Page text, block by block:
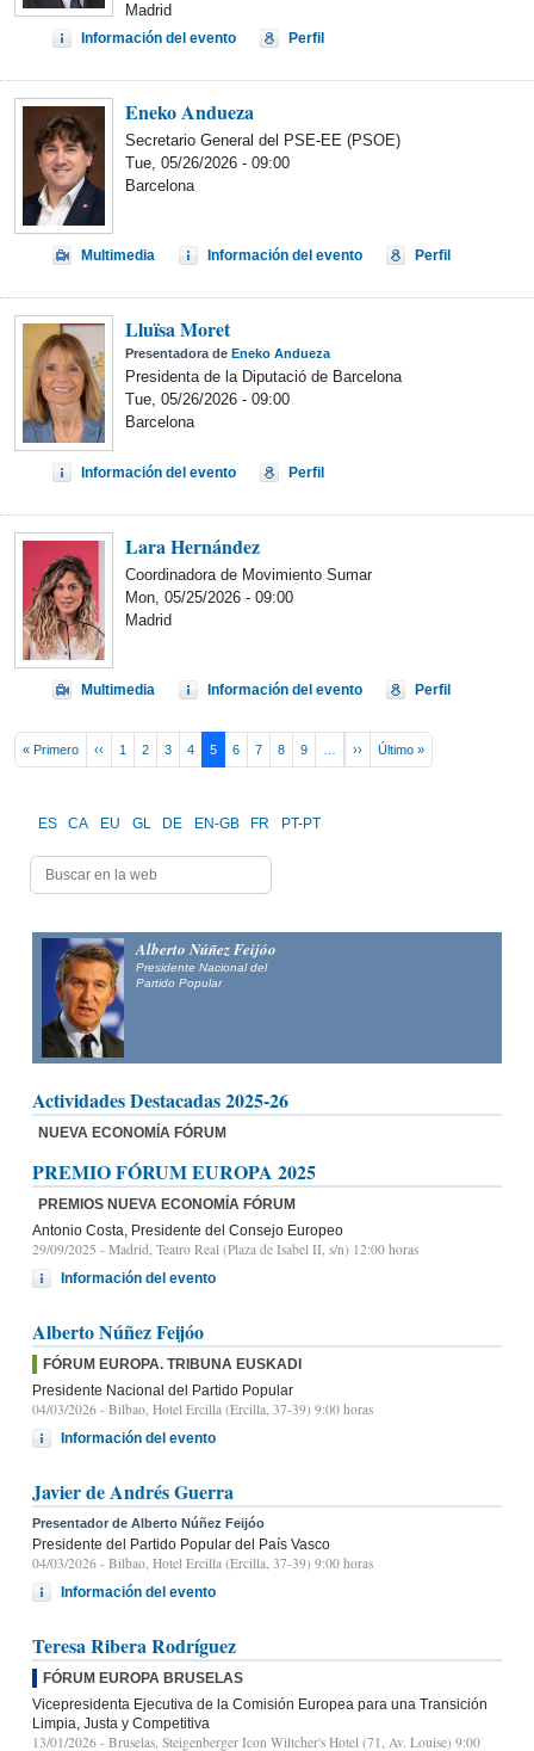
Madrid
Información del evento Perfil
Eneko Andueza
Secretario General del PSE-EE (PSOE)
Tue, 05/26/2026 - 09:00
Barcelona
Multimedia Información del evento Perfil
Lluïsa Moret
Presentadora de Eneko Andueza
Presidenta de la Diputació de Barcelona
Tue, 05/26/2026 - 09:00
Barcelona
Información del evento Perfil
Lara Hernández
Coordinadora de Movimiento Sumar
Mon, 05/25/2026 - 09:00
Madrid
Multimedia Información del evento Perfil
Pagination
« PrimeroFirst page
‹‹ Previous page
1 2 3 4 5 6 7 8 9 ››Next page
Último »Last page
ES CA EU GL DE EN-GB FR PT-PT
Alberto Núñez Feijóo
Presidente Nacional del
Partido Popular
Actividades Destacadas 2025-26
NUEVA ECONOMÍA FÓRUM
PREMIO FÓRUM EUROPA 2025
PREMIOS NUEVA ECONOMÍA FÓRUM
Antonio Costa, Presidente del Consejo Europeo
29/09/2025 - Madrid, Teatro Real (Plaza de Isabel II, s/n) 12:00 horas
Información del evento
Alberto Núñez Feijóo
FÓRUM EUROPA. TRIBUNA EUSKADI
Presidente Nacional del Partido Popular
04/03/2026 - Bilbao, Hotel Ercilla (Ercilla, 37-39) 9:00 horas
Información del evento
Javier de Andrés Guerra
Presentador de Alberto Núñez Feijóo
Presidente del Partido Popular del País Vasco
04/03/2026 - Bilbao, Hotel Ercilla (Ercilla, 37-39) 9:00 horas
Información del evento
Teresa Ribera Rodríguez
FÓRUM EUROPA BRUSELAS
Vicepresidenta Ejecutiva de la Comisión Europea para una Transición
Limpia, Justa y Competitiva
13/01/2026 - Bruselas, Steigenberger Icon Wiltcher's Hotel (71, Av. Louise) 9:00